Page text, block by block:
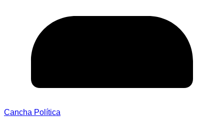
Cancha Política